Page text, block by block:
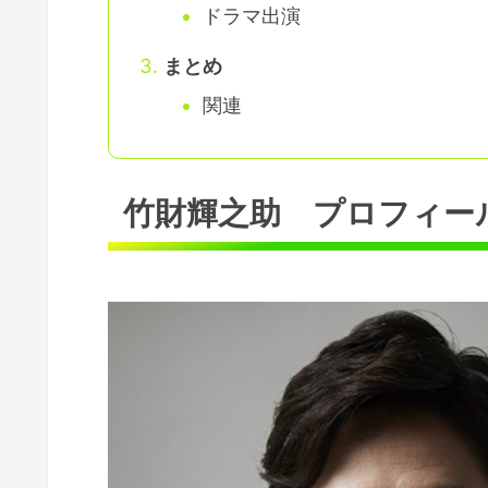
ドラマ出演
まとめ
関連
竹財輝之助 プロフィー